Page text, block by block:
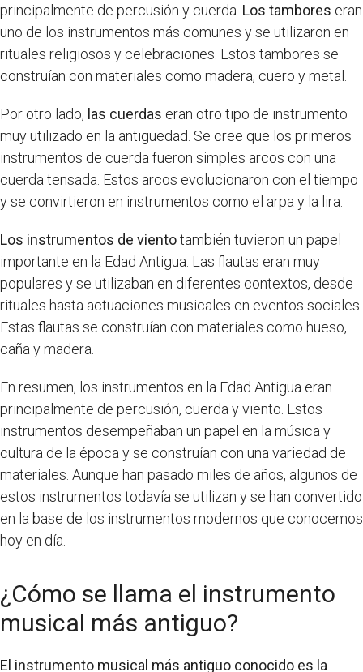
principalmente de percusión y cuerda. Los tambores eran
uno de los instrumentos más comunes y se utilizaron en
rituales religiosos y celebraciones. Estos tambores se
construían con materiales como madera, cuero y metal.
Por otro lado, las cuerdas eran otro tipo de instrumento
muy utilizado en la antigüedad. Se cree que los primeros
instrumentos de cuerda fueron simples arcos con una
cuerda tensada. Estos arcos evolucionaron con el tiempo
y se convirtieron en instrumentos como el arpa y la lira.
Los instrumentos de vientotambién tuvieron un papel
importante en la Edad Antigua. Las flautas eran muy
populares y se utilizaban en diferentes contextos, desde
rituales hasta actuaciones musicales en eventos sociales.
Estas flautas se construían con materiales como hueso,
caña y madera.
En resumen, los instrumentos en la Edad Antigua eran
principalmente de percusión, cuerda y viento. Estos
instrumentos desempeñaban un papel en la música y
cultura de la época y se construían con una variedad de
materiales. Aunque han pasado miles de años, algunos de
estos instrumentos todavía se utilizan y se han convertido
en la base de los instrumentos modernos que conocemos
hoy en día.
¿Cómo se llama el instrumento
musical más antiguo?
El instrumento musical más antiguo conocido es la